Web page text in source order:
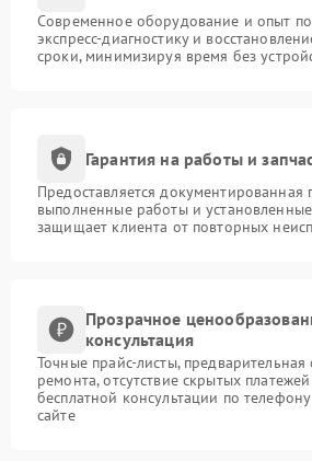
Современное оборудование и опыт
экспресс-диагностику и
сроки, минимизируя время без
Гарантия на работы и
Предоставляется документированная
выполненные работы и
защищает клиента от повторных
Прозрачное
консультация
Точные прайс-листы,
ремонта, отсутствие скрытых
бесплатной консультации по
сайте